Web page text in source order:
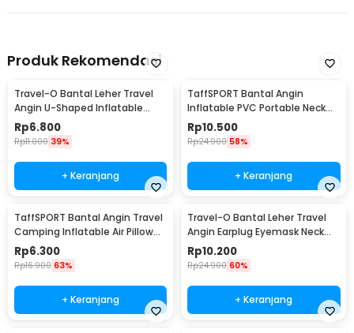
Produk Rekomendasi
Travel-O Bantal Leher Travel
Angin U-Shaped Inflatable
Neck Pillow - RH20
Rp6.800
Rp11.000 39%
+ Keranjang
TaffSPORT Bantal Angin
Inflatable PVC Portable Neck
Pillow High Rest - H0T019
Rp10.500
Rp24.900 58%
+ Keranjang
TaffSPORT Bantal Angin Travel
Camping Inflatable Air Pillow
330x220mm - XLZT-15
Rp6.300
Rp16.900 63%
+ Keranjang
Travel-O Bantal Leher Travel
Angin Earplug Eyemask Neck
Pillow - RH20
Rp10.200
Rp24.900 60%
+ Keranjang